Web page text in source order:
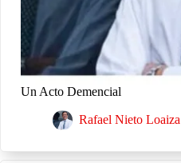
Un Acto Demencial
Rafael Nieto Loaiza